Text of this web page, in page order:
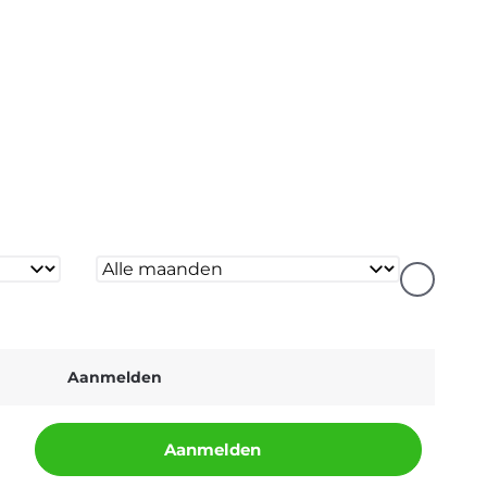
Aanmelden
Aanmelden